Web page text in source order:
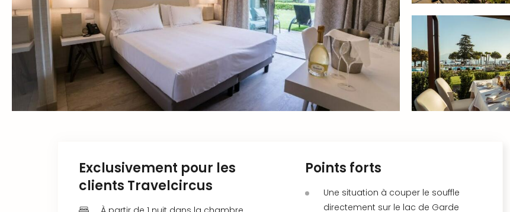
Exclusivement pour les
clients Travelcircus
Points forts
Une situation à couper le souffle
directement sur le lac de Garde